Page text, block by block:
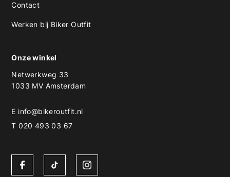
Contact
Werken bij Biker Outfit
Onze winkel
Netwerkweg 33
1033 MV Amsterdam
E info@bikeroutfit.nl
T 020 493 03 67